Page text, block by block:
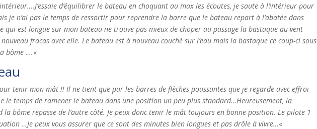
d’équilibrer le bateau en choquant au max les écoutes, je saute à l’intérieur pour
je n’ai pas le temps de ressortir pour reprendre la barre que le bateau repart à l’abatée dans
qui est longue sur mon bateau ne trouve pas mieux de choper au passage la bastaque au vent
fracas avec elle. Le bateau est à nouveau couché sur l’eau mais la bastaque ce coup-ci sous
bôme ….«
tenir mon mât !! Il ne tient que par les barres de flèches poussantes que je regarde avec effroi
le temps de ramener le bateau dans une position un peu plus standard…Heureusement, la
la bôme repasse de l’autre côté. Je peux donc tenir le mât toujours en bonne position. Le pilote 1
…Je peux vous assurer que ce sont des minutes bien longues et pas drôle à vivre…«